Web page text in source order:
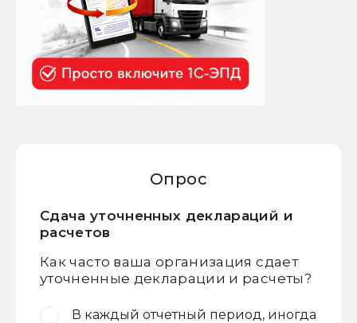
Опрос
Сдача уточненных деклараций и
расчетов
Как часто ваша организация сдает
уточненные декларации и расчеты?
В каждый отчетный период, иногда